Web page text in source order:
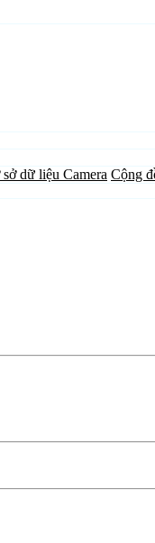
sở dữ liệu Camera Cộng